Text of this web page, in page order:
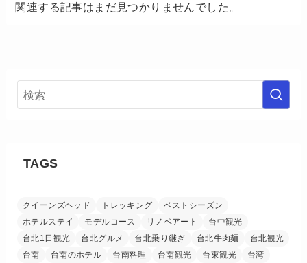
関連する記事はまだ見つかりませんでした。
TAGS
クイーンズヘッド トレッキング
ベストシーズン
ホテルステイ
モデルコース リノベアート
台中観光
台北1日観光
台北グルメ 台北乗り継ぎ 台北牛肉麺
台北観光
台南
台南のホテル 台南料理 台南観光 台東観光
台湾